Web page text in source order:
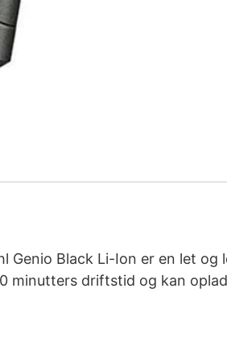
Genio Black Li-Ion er en let
minutters driftstid og kan